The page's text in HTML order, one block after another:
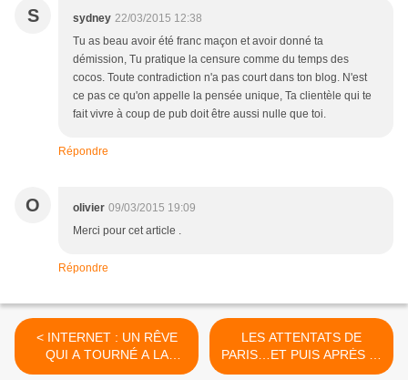
S sydney 22/03/2015 12:38
Tu as beau avoir été franc maçon et avoir donné ta
démission, Tu pratique la censure comme du temps des
cocos. Toute contradiction n'a pas court dans ton blog. N'est
ce pas ce qu'on appelle la pensée unique, Ta clientèle qui te
fait vivre à coup de pub doit être aussi nulle que toi.
Répondre
O olivier 09/03/2015 19:09
Merci pour cet article .
Répondre
< INTERNET : UN RÊVE
QUI A TOURNÉ A LA
GABEGIE !
LES ATTENTATS DE
PARIS…ET PUIS APRĖS …
??? >